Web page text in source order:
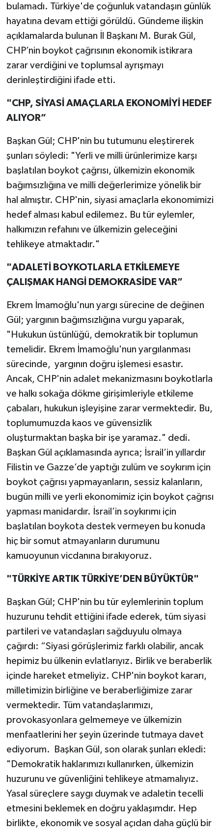
bulamadı. Türkiye'de çoğunluk vatandaşın günlük
hayatına devam ettiği görüldü. Gündeme ilişkin
açıklamalarda bulunan İl Başkanı M. Burak Gül,
CHP’nin boykot çağrısının ekonomik istikrara
zarar verdiğini ve toplumsal ayrışmayı
derinleştirdiğini ifade etti.
"CHP, SİYASİ AMAÇLARLA EKONOMİYİ HEDEF
ALIYOR”
Başkan Gül; CHP'nin bu tutumunu eleştirerek
şunları söyledi: "Yerli ve milli ürünlerimize karşı
başlatılan boykot çağrısı, ülkemizin ekonomik
bağımsızlığına ve milli değerlerimize yönelik bir
hal almıştır. CHP'nin, siyasi amaçlarla ekonomimizi
hedef alması kabul edilemez. Bu tür eylemler,
halkımızın refahını ve ülkemizin geleceğini
tehlikeye atmaktadır."
"ADALETİ BOYKOTLARLA ETKİLEMEYE
ÇALIŞMAK HANGİ DEMOKRASİDE VAR”
Ekrem İmamoğlu'nun yargı sürecine de değinen
Gül; yargının bağımsızlığına vurgu yaparak,
"Hukukun üstünlüğü, demokratik bir toplumun
temelidir. Ekrem İmamoğlu'nun yargılanması
sürecinde, yargının doğru işlemesi esastır.
Ancak, CHP'nin adalet mekanizmasını boykotlarla
ve halkı sokağa dökme girişimleriyle etkileme
çabaları, hukukun işleyişine zarar vermektedir. Bu,
toplumumuzda kaos ve güvensizlik
oluşturmaktan başka bir işe yaramaz." dedi.
Başkan Gül açıklamasında ayrıca; İsrail’in yıllardır
Filistin ve Gazze’de yaptığı zulüm ve soykırım için
boykot çağrısı yapmayanların, sessiz kalanların,
bugün milli ve yerli ekonomimiz için boykot çağrısı
yapması manidardır. İsrail’in soykırımı için
başlatılan boykota destek vermeyen bu konuda
hiç bir somut atmayanların durumunu
kamuoyunun vicdanına bırakıyoruz.
"TÜRKİYE ARTIK TÜRKİYE’DEN BÜYÜKTÜR"
Başkan Gül; CHP'nin bu tür eylemlerinin toplum
huzurunu tehdit ettiğini ifade ederek, tüm siyasi
partileri ve vatandaşları sağduyulu olmaya
çağırdı: “Siyasi görüşlerimiz farklı olabilir, ancak
hepimiz bu ülkenin evlatlarıyız. Birlik ve beraberlik
içinde hareket etmeliyiz. CHP'nin boykot kararı,
milletimizin birliğine ve beraberliğimize zarar
vermektedir. Tüm vatandaşlarımızı,
provokasyonlara gelmemeye ve ülkemizin
menfaatlerini her şeyin üzerinde tutmaya davet
ediyorum. Başkan Gül, son olarak şunları ekledi:
"Demokratik haklarımızı kullanırken, ülkemizin
huzurunu ve güvenliğini tehlikeye atmamalıyız.
Yasal süreçlere saygı duymak ve adaletin tecelli
etmesini beklemek en doğru yaklaşımdır. Hep
birlikte, ekonomik ve sosyal açıdan daha güçlü bir